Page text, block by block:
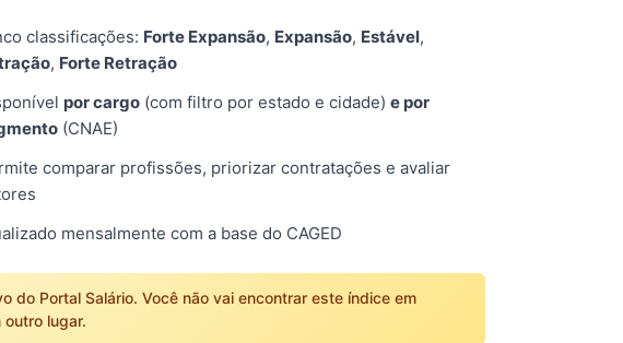
classificações: Forte Expansão, Expansão, Estável,
, Forte Retração
por cargo (com filtro por estado e cidade) e por
(CNAE)
comparar profissões, priorizar contratações e avaliar
mensalmente com a base do CAGED
do Portal Salário. Você não vai encontrar este índice em
outro lugar.